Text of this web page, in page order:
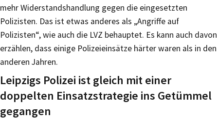
mehr Widerstandshandlung gegen die eingesetzten
Polizisten. Das ist etwas anderes als „Angriffe auf
Polizisten“, wie auch die LVZ behauptet. Es kann auch davon
erzählen, dass einige Polizeieinsätze härter waren als in den
anderen Jahren.
Leipzigs Polizei ist gleich mit einer
doppelten Einsatzstrategie ins Getümmel
gegangen